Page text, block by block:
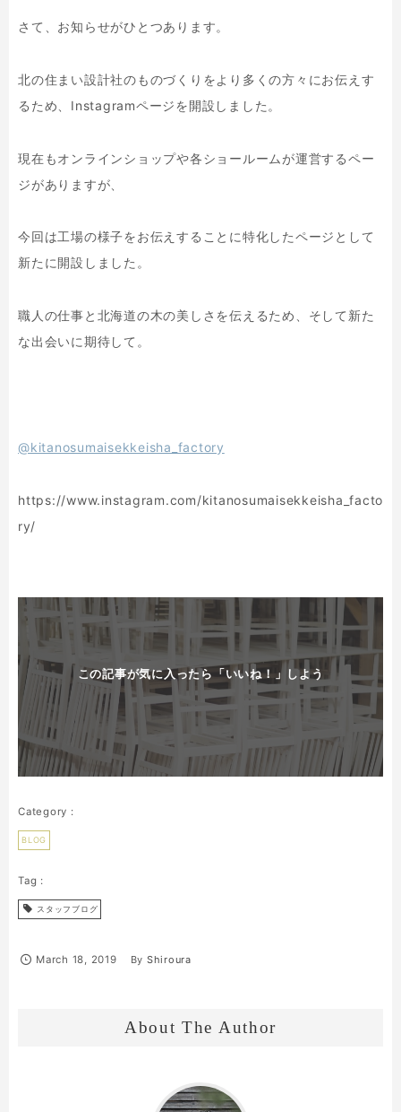
さて、お知らせがひとつあります。
北の住まい設計社のものづくりをより多くの方々にお伝えす
るため、Instagramページを開設しました。
現在もオンラインショップや各ショールームが運営するペー
ジがありますが、
今回は工場の様子をお伝えすることに特化したページとして
新たに開設しました。
職人の仕事と北海道の木の美しさを伝えるため、そして新た
な出会いに期待して。
@kitanosumaisekkeisha_factory
https://www.instagram.com/kitanosumaisekkeisha_facto
ry/
この記事が気に入ったら「いいね！」しよう
BLOG
スタッフブログ
March 18, 2019 By Shiroura
About The Author